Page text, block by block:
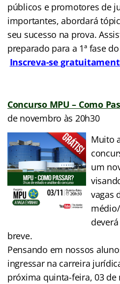
públicos e promotores de
importantes, abordará
seu sucesso na prova.
preparado para a 1ª fase
Inscreva-se
Concurso MPU – Como
de novembro às 20h30
Muito
um
vagas
breve.
Pensando em nossos
ingressar na carreira
próxima quinta-feira, 03